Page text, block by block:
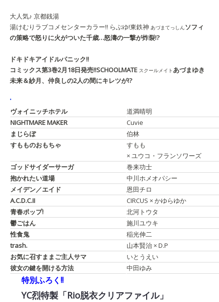
大人気♪ 京都銭湯
湯けむりラブコメセンターカラー!! らぶゆ!東鉄神 あづまてっしんソフィ
の策略で怒りに火がついた千歳…怒濤の一撃が炸裂!?
ドキドキアイドルパニック!!
コミックス第3巻2月18日発売!!SCHOOLMATE スクールメイトあづまゆき
未来＆紗月、仲良しの2人の間にキレツが!?
.
ヴォイニッチホテル
道満晴明
NIGHTMARE MAKER
Cuvie
まじらぼ
伯林
すもものおもちゃ
すもも
× ユウコ・フランソワーズ
ゴッドサイダーサーガ
巻来功士
抱かれたい道場
中川ホメオパシー
メイデン／エイド
恩田チロ
A.C.D.C.II
CIRCUS × かゆらゆか
青春ポップ!
北河トウタ
鬱ごはん
施川ユウキ
性食鬼
稲光伸二
trash.
山本賢治 × D.P
お気に召すままご主人サマ
いとうえい
彼女の鍵を開ける方法
中田ゆみ
特別ふろく!!
YC烈特製「Rio脱衣クリアファイル」